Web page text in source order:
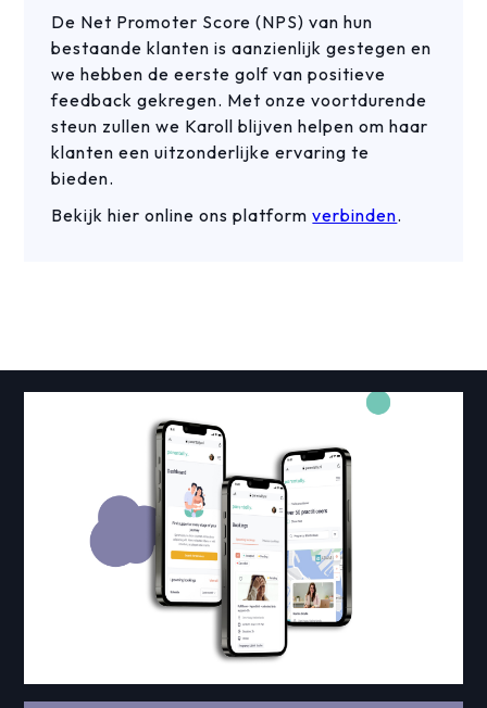
De Net Promoter Score (NPS) van hun
bestaande klanten is aanzienlijk gestegen en
we hebben de eerste golf van positieve
feedback gekregen. Met onze voortdurende
steun zullen we Karoll blijven helpen om haar
klanten een uitzonderlijke ervaring te
bieden.
Bekijk hier online ons platformverbinden.